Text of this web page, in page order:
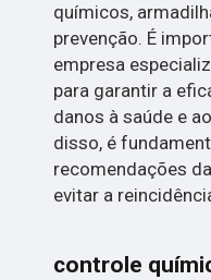
químicos,
prevenção. É
empresa
para garantir a
danos à saúde e
disso, é
recomendações
evitar a
controle